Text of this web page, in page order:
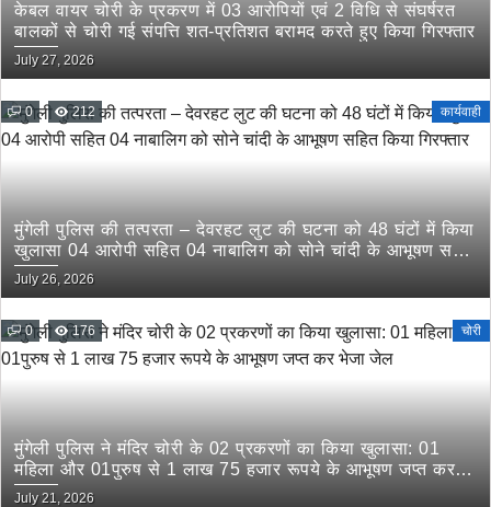
केबल वायर चोरी के प्रकरण में 03 आरोपियों एवं 2 विधि से संघर्षरत
बालकों से चोरी गई संपत्ति शत-प्रतिशत बरामद करते हुए किया गिरफ्तार
July 27, 2026
0 212 कार्यवाही
मुंगेली पुलिस की तत्परता – देवरहट लुट की घटना को 48 घंटों में किया
खुलासा 04 आरोपी सहित 04 नाबालिग को सोने चांदी के आभूषण सहित
किया गिरफ्तार
July 26, 2026
0 176 चोरी
मुंगेली पुलिस ने मंदिर चोरी के 02 प्रकरणों का किया खुलासा: 01
महिला और 01पुरुष से 1 लाख 75 हजार रूपये के आभूषण जप्त कर
भेजा जेल
July 21, 2026